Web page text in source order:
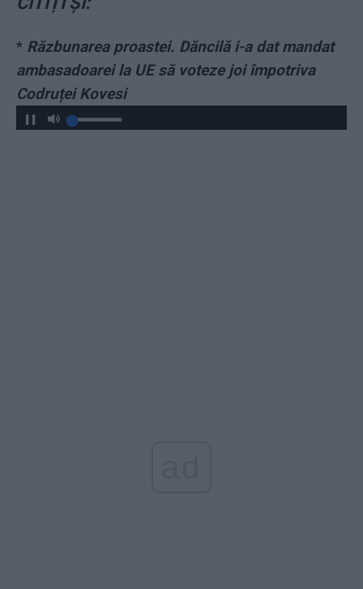
* Răzbunarea proastei. Dăncilă i-a dat mandat
ambasadoarei la UE să voteze joi împotriva
Codruței Kovesi